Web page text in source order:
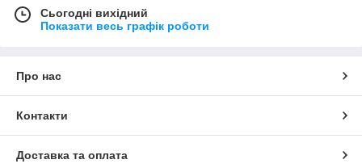
Сьогодні вихідний
Показати весь графік роботи
Про нас
Контакти
Доставка та оплата